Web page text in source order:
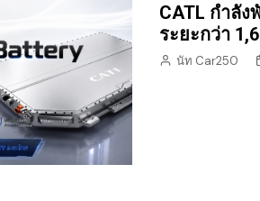
CATL กำลั
ระยะกว่า
นัท Car250